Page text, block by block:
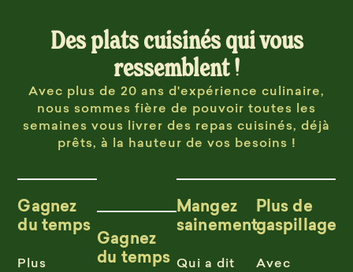
Des plats cuisinés qui vous
ressemblent !
Avec plus de 20 ans d'expérience culinaire,
nous sommes fière de pouvoir toutes les
semaines vous livrer des repas cuisinés, déjà
prêts, à la hauteur de vos besoins !
Gagnez
du temps
Plus
Gagnez
du temps
Mangez
sainement
Qui a dit
Plus de
gaspillage
Avec